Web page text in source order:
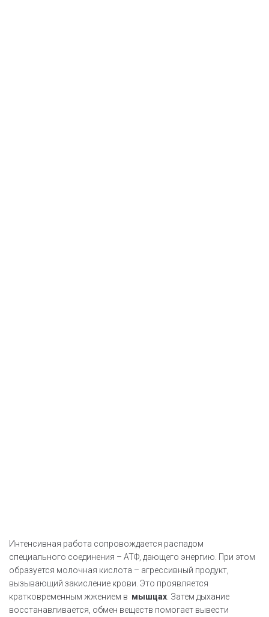
Интенсивная работа сопровождается распадом
специального соединения – АТФ, дающего энергию. При этом
образуется молочная кислота – агрессивный продукт,
вызывающий закисление крови. Это проявляется
кратковременным жжением в мышцах . Затем дыхание
восстанавливается, обмен веществ помогает вывести